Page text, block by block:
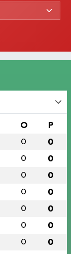
O P
0 0
0 0
0 0
0 0
0 0
0 0
0 0